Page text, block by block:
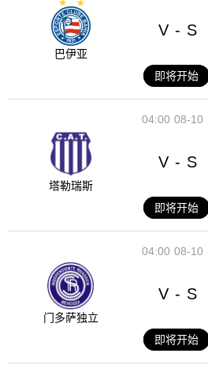
巴伊亚
V - S
即将开始
08-10
04:00
塔勒瑞斯
V - S
即将开始
08-10
04:00
门多萨独立
V - S
即将开始